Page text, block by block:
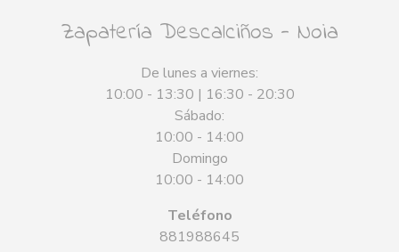
Zapatería Descalciños - Noia
De lunes a viernes:
10:00 - 13:30 | 16:30 - 20:30
Sábado:
10:00 - 14:00
Domingo
10:00 - 14:00
Teléfono
881988645